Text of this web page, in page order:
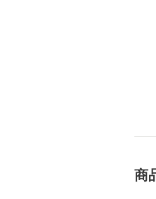
商